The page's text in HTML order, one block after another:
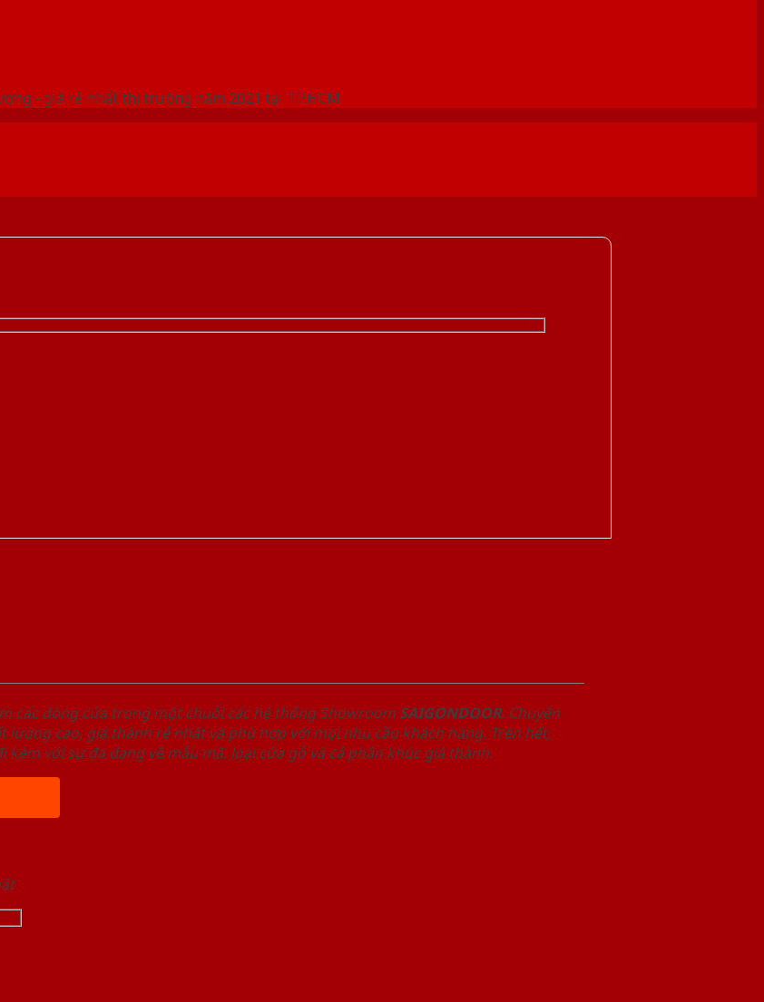
- giá rẻ nhất thị trường năm 2021 tại TP.HCM
các dòng cửa trong một chuỗi các hệ thống Showroom SAIGONDOOR. Chuyên
cao, giá thành rẻ nhất và phù hợp với mọi nhu cầu khách hàng. Trên hết,
kèm với sự đa dạng về mẫu mã, loại cửa gỗ và cả phân khúc giá thành.